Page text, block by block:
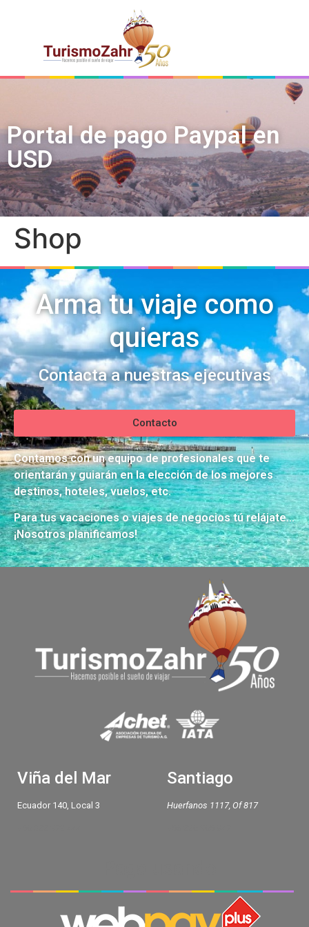
Portal de pago Paypal en
USD
Shop
Arma tu viaje como
quieras
Contacta a nuestras ejecutivas
Contacto
Contamos con un equipo de profesionales que te
orientarán y guiarán en la elección de los mejores
destinos, hoteles, vuelos, etc.
Para tus vacaciones o viajes de negocios tú relájate…
¡Nosotros planificamos!
Viña del Mar
Ecuador 140, Local 3
Santiago
Huerfanos 1117, Of 817